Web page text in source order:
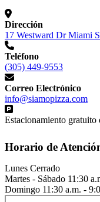
Dirección
17 Westward Dr Miami
Teléfono
(305) 449-9553
Correo Electrónico
info@siamopizza.com
Estacionamiento gratuito
Horario de
Lunes Cerrado
Martes - Sábado 11:30
Domingo 11:30 a.m. -